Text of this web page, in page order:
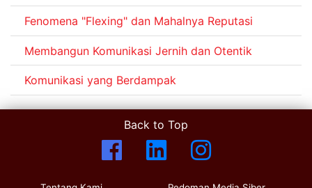
Fenomena "Flexing" dan Mahalnya Reputasi
Membangun Komunikasi Jernih dan Otentik
Komunikasi yang Berdampak
Back to Top